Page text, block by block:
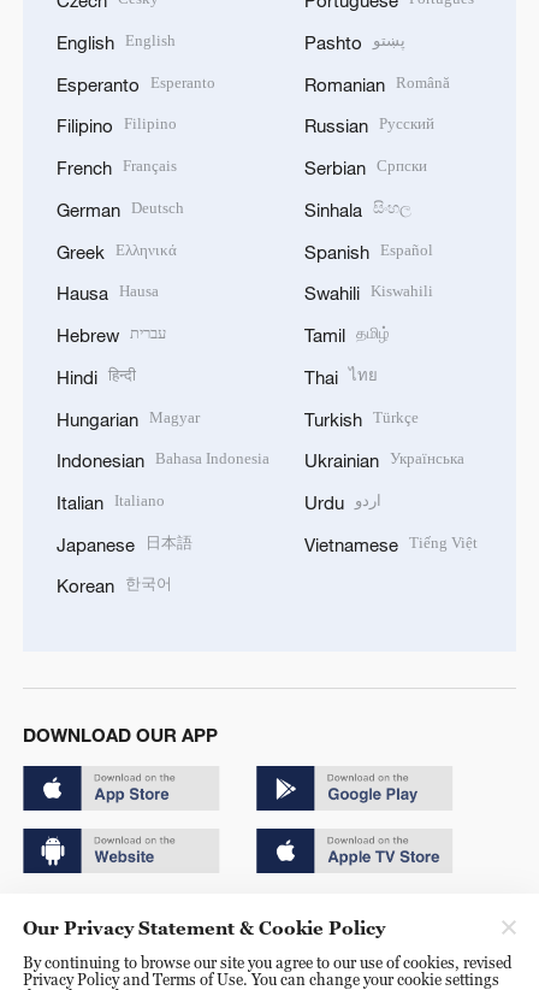
English English
Esperanto Esperanto
Filipino Filipino
French Français
German Deutsch
Greek Ελληνικά
Hausa Hausa
Hebrew עברית
Hindi हिन्दी
Hungarian Magyar
Indonesian Bahasa Indonesia
Italian Italiano
Japanese 日本語
Korean 한국어
Pashto پښتو
Romanian Română
Russian Русский
Serbian Српски
Sinhala සිංහල
Spanish Español
Swahili Kiswahili
Tamil தமிழ்
Thai ไทย
Turkish Türkçe
Ukrainian Українська
Urdu اردو
Vietnamese Tiếng Việt
DOWNLOAD OUR APP
京ICP备20000184号
Our Privacy Statement & Cookie Policy
By continuing to browse our site you agree to our use of cookies, revised
Privacy Policy and Terms of Use. You can change your cookie settings